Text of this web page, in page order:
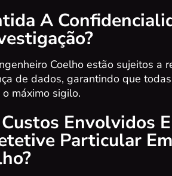
A
Coelho estão sujeitos a
de dados, garantindo que
máximo sigilo.
Envolvidos
Particular Em